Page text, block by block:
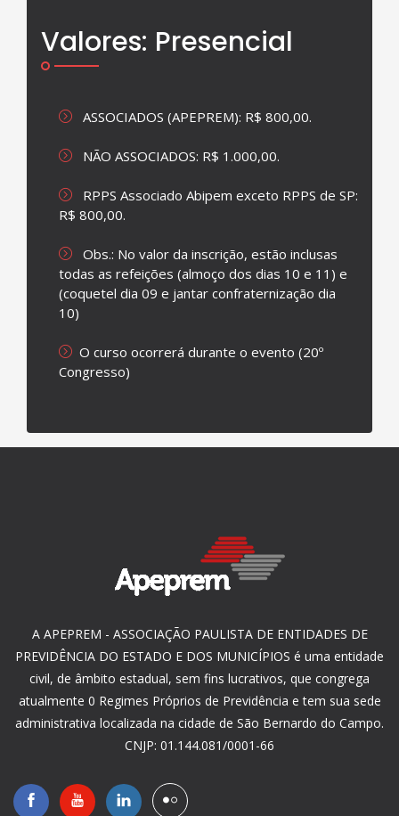
Valores: Presencial
ASSOCIADOS (APEPREM): R$ 800,00.
NÃO ASSOCIADOS: R$ 1.000,00.
RPPS Associado Abipem exceto RPPS de SP:
R$ 800,00.
Obs.: No valor da inscrição, estão inclusas
todas as refeições (almoço dos dias 10 e 11) e
(coquetel dia 09 e jantar confraternização dia
10)
O curso ocorrerá durante o evento (20º
Congresso)
A APEPREM - ASSOCIAÇÃO PAULISTA DE ENTIDADES DE
PREVIDÊNCIA DO ESTADO E DOS MUNICÍPIOS é uma entidade
civil, de âmbito estadual, sem fins lucrativos, que congrega
atualmente 0 Regimes Próprios de Previdência e tem sua sede
administrativa localizada na cidade de São Bernardo do Campo.
CNJP: 01.144.081/0001-66